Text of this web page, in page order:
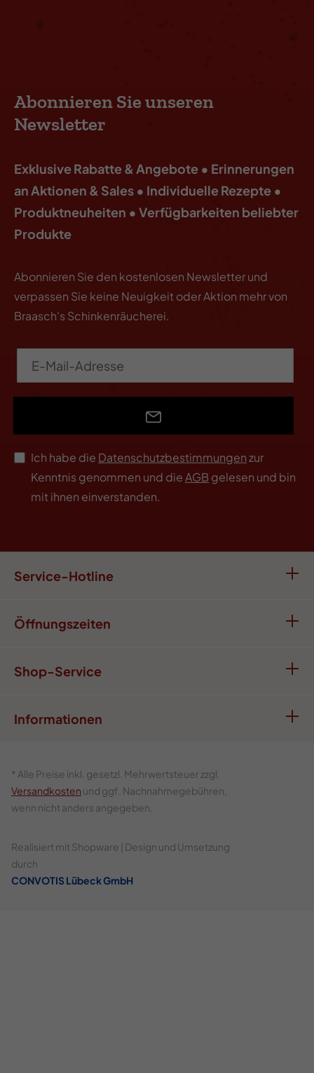
Abonnieren Sie unseren
Newsletter
Exklusive Rabatte & Angebote • Erinnerungen
an Aktionen & Sales • Individuelle Rezepte •
Produktneuheiten • Verfügbarkeiten beliebter
Produkte
Abonnieren Sie den kostenlosen Newsletter und
verpassen Sie keine Neuigkeit oder Aktion mehr von
Braasch's Schinkenräucherei.
Ich habe die Datenschutzbestimmungenzur
Kenntnis genommen und dieAGB gelesen und bin
mit ihnen einverstanden.
Service-Hotline
Öffnungszeiten
Shop-Service
Informationen
* Alle Preise inkl. gesetzl. Mehrwertsteuer zzgl.
Versandkosten und ggf. Nachnahmegebühren,
wenn nicht anders angegeben.
Realisiert mit Shopware | Design und Umsetzung
durch
CONVOTIS Lübeck GmbH